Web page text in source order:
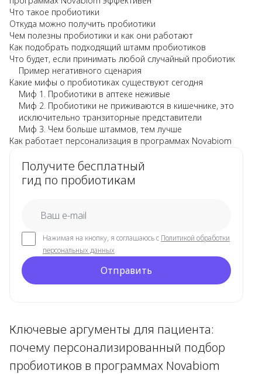
Что такое пробиотики
Откуда можно получить пробиотики
Чем полезны пробиотики и как они работают
Как подобрать подходящий штамм пробиотиков
Что будет, если принимать любой случайный пробиотик
Пример негативного сценария
Какие мифы о пробиотиках существуют сегодня
Миф 1. Пробиотики в аптеке неживые
Миф 2. Пробиотики не приживаются в кишечнике, это
исключительно транзиторные представители
Миф 3. Чем больше штаммов, тем лучше
Как работает персонализация в программах Novabiom
Получите бесплатный
гид по пробиотикам
Нажимая на кнопку, я соглашаюсь с Политикой обработки
персональных данных
Отправить
Ключевые аргументы для пациента:
почему персонализированный подбор
пробиотиков в программах Novabiom